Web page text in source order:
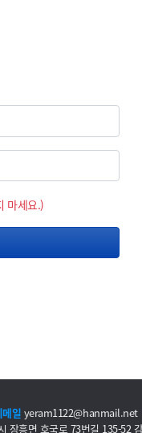
마세요.)
메일 yeram1122@hanmail.net
장흥면 호국로 73번길 135-52